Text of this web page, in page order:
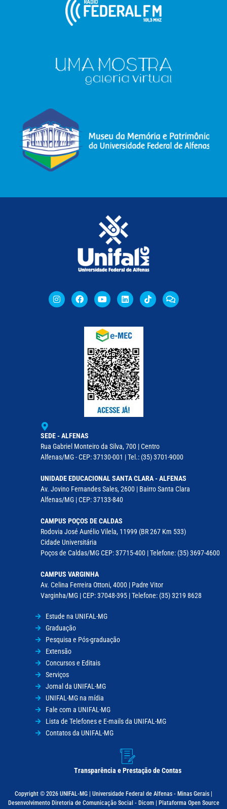
SEDE - ALFENAS
Rua Gabriel Monteiro da Silva, 700 | Centro
Alfenas/MG - CEP: 37130-001 | Tel.: (35) 3701-9000
UNIDADE EDUCACIONAL SANTA CLARA - ALFENAS
Av. Jovino Fernandes Sales, 2600 | Bairro Santa Clara
Alfenas/MG | CEP: 37133-840
CAMPUS POÇOS DE CALDAS
Rodovia José Aurélio Vilela, 11999 (BR 267 Km 533)
Cidade Universitária
Poços de Caldas/MG CEP: 37715-400 | Telefone: (35) 3697-4600
CAMPUS VARGINHA
Av. Celina Ferreira Ottoni, 4000 | Padre Vitor
Varginha/MG | CEP: 37048-395 | Telefone: (35) 3219 8628
Estude na UNIFAL-MG
Graduação
Pesquisa e Pós-graduação
Extensão
Concursos e Editais
Serviços
Jornal da UNIFAL-MG
UNIFAL-MG na mídia
Fale com a UNIFAL-MG
Lista de Telefones e E-mails da UNIFAL-MG
Contatos da UNIFAL-MG
Transparência e Prestação de Contas
Copyright © 2026 UNIFAL-MG | Universidade Federal de Alfenas - Minas Gerais |
Desenvolvimento Diretoria de Comunicação Social - Dicom | Plataforma Open Source